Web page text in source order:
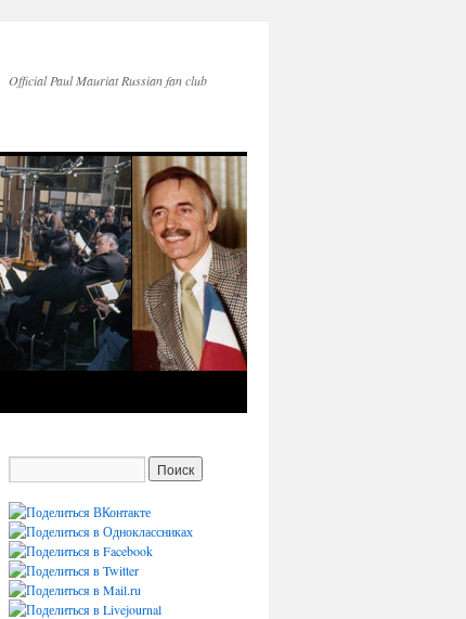
Official Paul Mauriat Russian fan club